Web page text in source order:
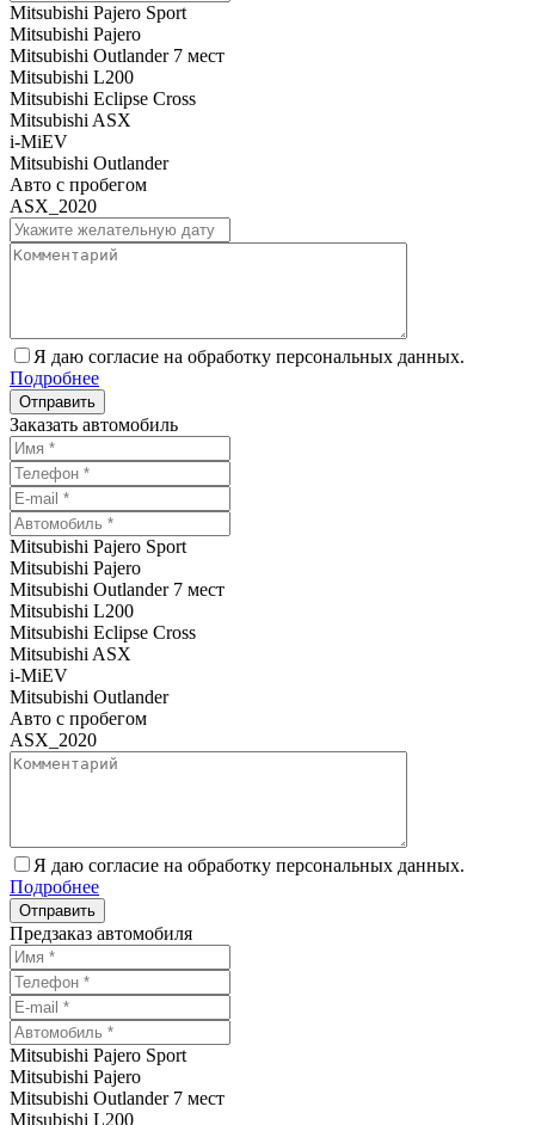
Mitsubishi Pajero Sport
Mitsubishi Pajero
Mitsubishi Outlander 7 мест
Mitsubishi L200
Mitsubishi Eclipse Cross
Mitsubishi ASX
i-MiEV
Mitsubishi Outlander
Авто с пробегом
ASX_2020
Я даю согласие на обработку персональных данных.
Подробнее
Заказать автомобиль
Mitsubishi Pajero Sport
Mitsubishi Pajero
Mitsubishi Outlander 7 мест
Mitsubishi L200
Mitsubishi Eclipse Cross
Mitsubishi ASX
i-MiEV
Mitsubishi Outlander
Авто с пробегом
ASX_2020
Я даю согласие на обработку персональных данных.
Подробнее
Предзаказ автомобиля
Mitsubishi Pajero Sport
Mitsubishi Pajero
Mitsubishi Outlander 7 мест
Mitsubishi L200